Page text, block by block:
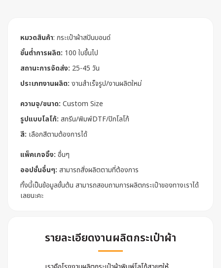
หมวดสินค้า: กระเป๋าผ้าสปันบอนด์
ขั้นต่ำการผลิต: 100 ใบขึ้นไป
สถานะการจัดส่ง: 25-45 วัน
ประเภทงานผลิต: งานสำเร็จรูป/งานผลิตใหม่
ความจุ/ขนาด: Custom Size
รูปแบบโลโก้: สกรีน/พิมพ์DTF/ปักโลโก้
สี: เลือกสีตามต้องการได้
แพ็คเกจจิ้ง: อื่นๆ
ออปชั่นอื่นๆ: สามารถสั่งผลิตตามที่ต้องการ
ทั้งนี้เป็นข้อมูลขั้นต้น สามารถสอบถามการผลิตกระเป๋าของทางเราได้
เลยนะคะ
รายละเอียดงานผลิตกระเป๋าผ้า